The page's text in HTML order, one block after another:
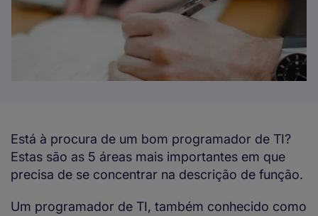
Está à procura de um bom programador de TI?
Estas são as 5 áreas mais importantes em que
precisa de se concentrar na descrição de função.
Um programador de TI, também conhecido como